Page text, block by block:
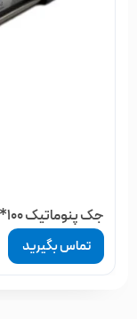
جک پنوماتیک 100*32 چهارمیل HPC
تماس بگیرید